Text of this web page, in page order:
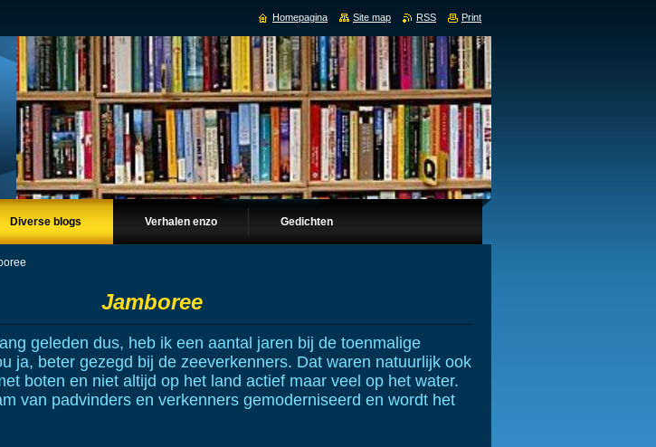
Diverse blogs Verhalen enzo Gedichten
Jamboree
geleden dus, heb ik een aantal jaren bij de toenmalige
ja, beter gezegd bij de zeeverkenners. Dat waren natuurlijk ook
boten en niet altijd op het land actief maar veel op het water.
van padvinders en verkenners gemoderniseerd en wordt het
Homepagina Site map RSS Print